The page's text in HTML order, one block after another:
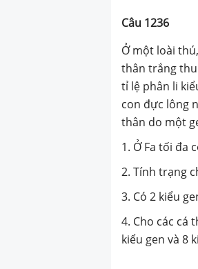
đen :
125
con
trạng
Theo
sau
gen.
cặp
định
Câu 1236
Ở một loài
thân trắng thu
tỉ lệ phân li
con đực lông
thân do một
1. Ở Fa tối đa
2. Tính trạng
3. Có 2 kiểu
4. Cho các cá
kiểu gen và 8